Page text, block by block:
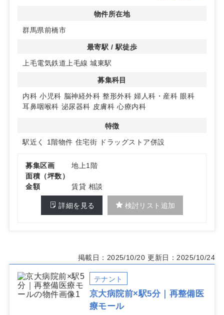
物件所在地
群馬県前橋市
最寄駅 / 駅徒歩
上毛電気鉄道上毛線 城東駅
募集科目
内科 小児科 脳神経外科 整形外科 婦人科・産科 眼科
耳鼻咽喉科 泌尿器科 皮膚科 心療内科
特徴
駅近く
1階物件 住宅街 ドラッグストア併設
募集区画
地上1階
面積（坪数）
金額
賃貸 相談
詳細を見る 検討リスト追加
掲載日：2025/10/20 更新日：2025/10/24
テナント
京大病院前×駅5分｜再整備医
療モール